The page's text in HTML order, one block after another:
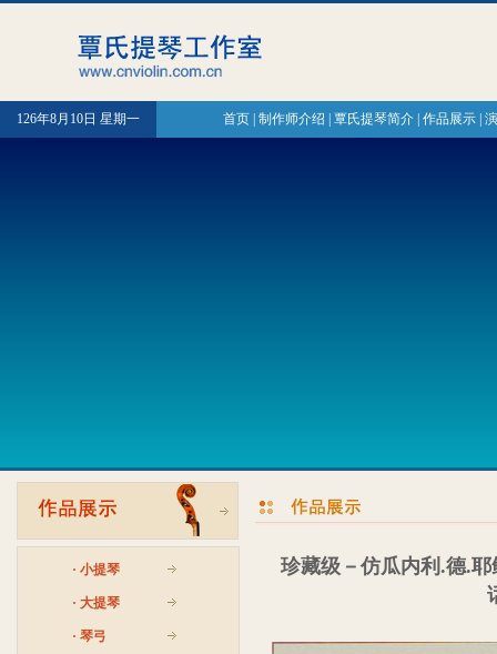
126年8月10日 星期一 首页| 制作师介绍 覃氏提琴简介| 作品展示|
· 小提琴
· 大提琴
· 琴弓
珍藏级－仿瓜内利.德.